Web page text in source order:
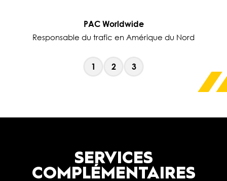
PAC Worldwide
Responsable du trafic en Amérique du Nord
1 2 3
SERVICES
COMPLÉMENTAIRES